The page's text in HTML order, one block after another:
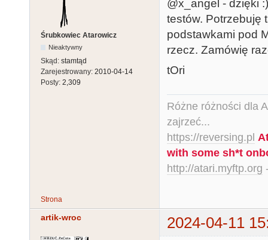
Śrubkowiec Atarowicz
Nieaktywny
Skąd: stamtąd
Zarejestrowany: 2010-04-14
Posty: 2,309
@x_angel - dzięki
testów. Potrzebuję
podstawkami pod
rzecz. Zamówię
tOri
Różne różności dla
zajrzeć...
https://reversing.pl
with some sh*t
http://atari.myftp.org
Strona
artik-wroc 2024-04-11